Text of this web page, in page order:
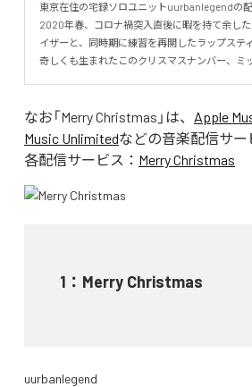
東京在住の宅録ソロユニットuurbanlegendの配
2020年春、コロナ禍突入直後に暇を持て余し
イザーと、同時期に練習を再開したラップステ
奇しくも生まれたこのクリスマスナンバー、ミ
なお「Merry Christmas 」は、 Apple
Music Unlimitedなどの音楽配信サー
各配信サービス： Merry Christmas
1 ： Merry Christmas
uurbanlegend